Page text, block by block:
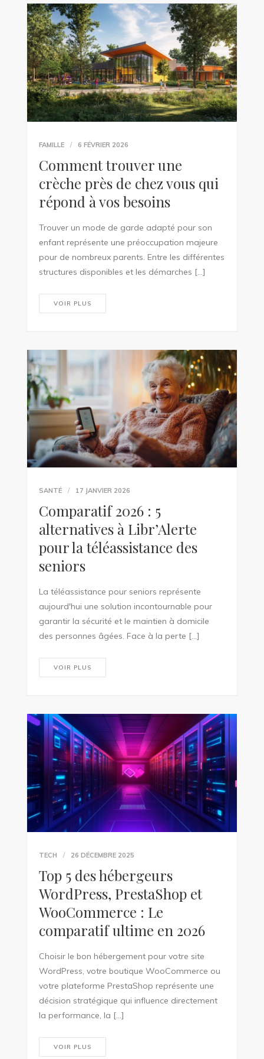
FAMILLE 6 FÉVRIER 2026
Comment trouver une
crèche près de chez vous qui
répond à vos besoins
Trouver un mode de garde adapté pour son
enfant représente une préoccupation majeure
pour de nombreux parents. Entre les différentes
structures disponibles et les démarches […]
VOIR PLUS
SANTÉ 17 JANVIER 2026
Comparatif 2026 : 5
alternatives à Libr’Alerte
pour la téléassistance des
seniors
La téléassistance pour seniors représente
aujourd'hui une solution incontournable pour
garantir la sécurité et le maintien à domicile
des personnes âgées. Face à la perte […]
VOIR PLUS
TECH 26 DÉCEMBRE 2025
Top 5 des hébergeurs
WordPress, PrestaShop et
WooCommerce : Le
comparatif ultime en 2026
Choisir le bon hébergement pour votre site
WordPress, votre boutique WooCommerce ou
votre plateforme PrestaShop représente une
décision stratégique qui influence directement
la performance, la […]
VOIR PLUS